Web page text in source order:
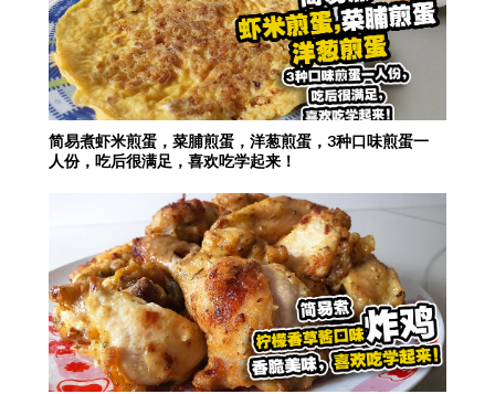
简易煮虾米煎蛋，菜脯煎蛋，洋葱煎蛋，3种口味煎蛋一
人份，吃后很满足，喜欢吃学起来！